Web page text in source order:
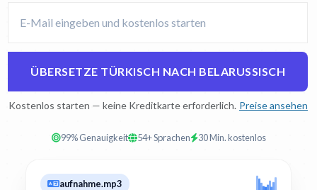
ÜBERSETZE TÜRKISCH NACH BELARUSSISCH
Kostenlos starten — keine Kreditkarte erforderlich. Preise ansehen
99% Genauigkeit 54+ Sprachen 30 Min. kostenlos
aufnahme.mp3